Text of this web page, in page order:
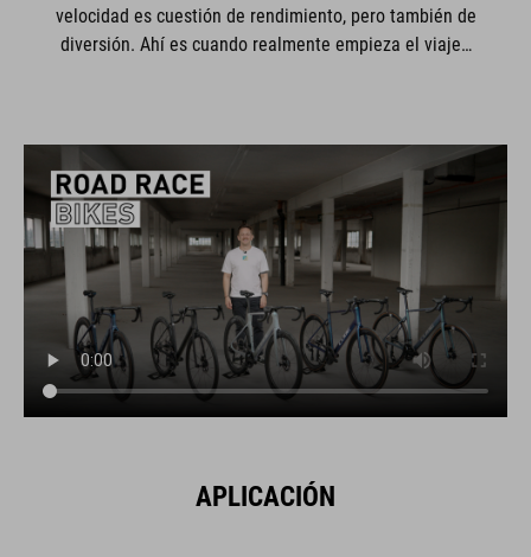
velocidad es cuestión de rendimiento, pero también de
diversión. Ahí es cuando realmente empieza el viaje…
APLICACIÓN